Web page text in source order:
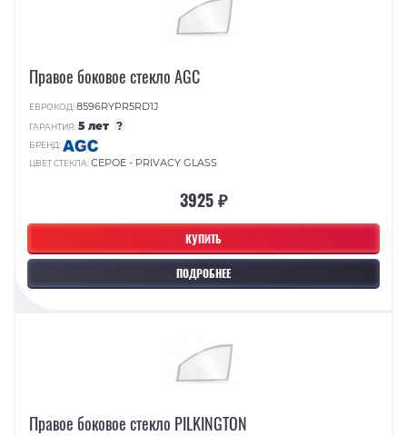
КУПИТЬ
ПОДРОБНЕЕ
Правое боковое стекло AGC
ЕВРОКОД:8596RYPR5RD1J
ГАРАНТИЯ:5 лет ?
БРЕНД:
ЦВЕТ СТЕКЛА:СЕРОЕ - PRIVACY GLASS
3925 ₽
Правое боковое стекло PILKINGTON